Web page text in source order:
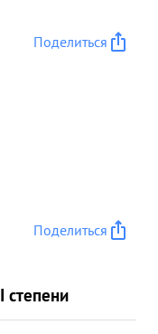
при любых
ствующих
Поделиться
Поделиться
степени